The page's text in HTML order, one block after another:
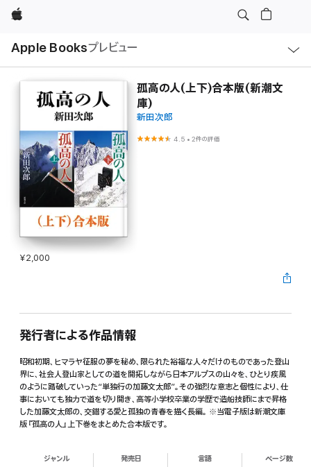
Apple
Apple Booksプレビュー
ル
孤高の人(上下)合本版(新潮文
庫)
新田次郎
4.5 •2件の評価
¥2,000
発行者による作品情報
昭和初期、ヒマラヤ征服の夢を秘め、限られた裕福な人々だけのものであった登山
界に、社会人登山家としての道を開拓しながら日本アルプスの山々を、ひとり疾風
のように踏破していった“単独行の加藤文太郎”。その強烈な意志と個性により、仕
事においても独力で道を切り開き、高等小学校卒業の学歴で造船技師にまで昇格
した加藤文太郎の、交錯する愛と孤独の青春を描く長編。 ※当電子版は新潮文庫
版『孤高の人』上下巻をまとめた合本版です。
ジャンル 発売日 言語 ページ数